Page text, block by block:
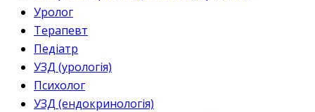
Уролог
Терапевт
Педіатр
УЗД (урологія)
Психолог
УЗД (ендокринологія)